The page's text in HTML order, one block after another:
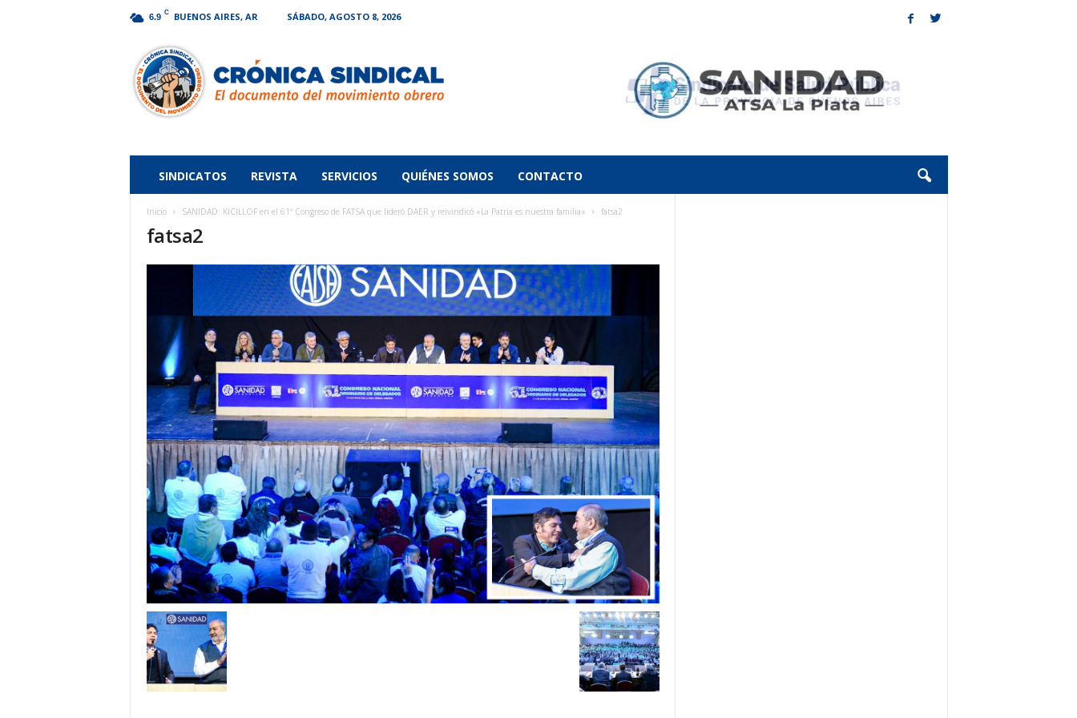
6.9 C BUENOS AIRES, AR SÁBADO, AGOSTO 8, 2026
Sindical
SINDICATOS REVISTA SERVICIOS QUIÉNES SOMOS CONTACTO
Inicio SANIDAD: KICILLOF en el 61º Congreso de FATSA que lideró DAER y reivindicó «La Patria es nuestra familia» fatsa2
fatsa2